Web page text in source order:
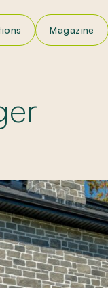
Magazine
Appliquer